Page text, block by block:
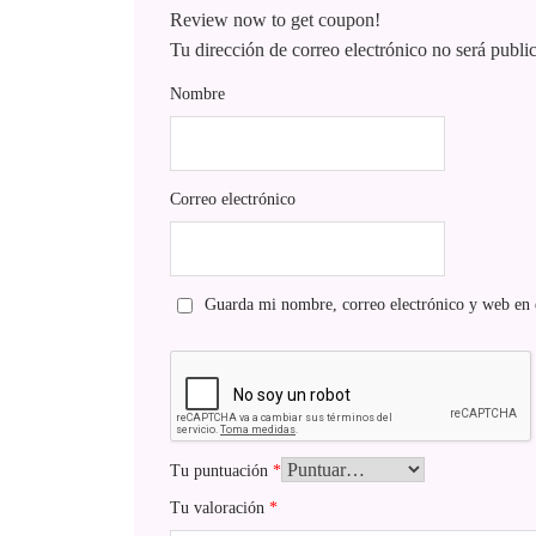
Review now to get coupon!
Tu dirección de correo electrónico no será
Nombre
Correo electrónico
Guarda mi nombre, correo electrónico y web en
Tu puntuación *
Tu valoración *